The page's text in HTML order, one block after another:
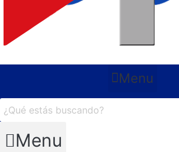
Menu
Menu